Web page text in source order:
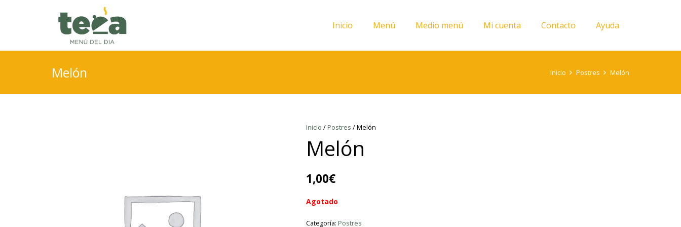
Inicio Menú Medio menú Mi cuenta Contacto Ayuda
Melón Inicio Postres Melón
Inicio / Postres / Melón
Melón
1,00€
Agotado
Categoría: Postres